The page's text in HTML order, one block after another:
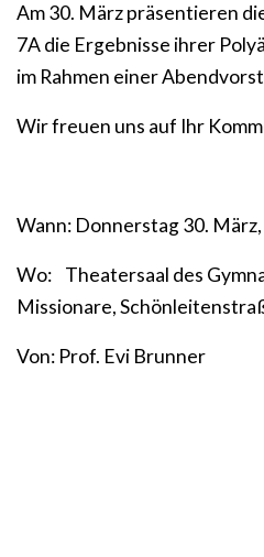
Am 30. März präsentieren
7A die Ergebnisse ihrer
im Rahmen einer
Wir freuen uns auf Ihr
Wann: Donnerstag 30.
Wo: Theatersaal des
Missionare,
Von: Prof. Evi Brunner